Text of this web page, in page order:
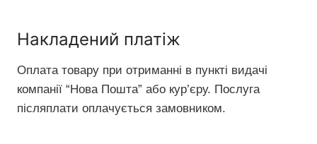
Накладений платіж
Оплата товару при отриманні в пункті видачі
компанії “Нова Пошта” або кур’єру. Послуга
післяплати оплачується замовником.